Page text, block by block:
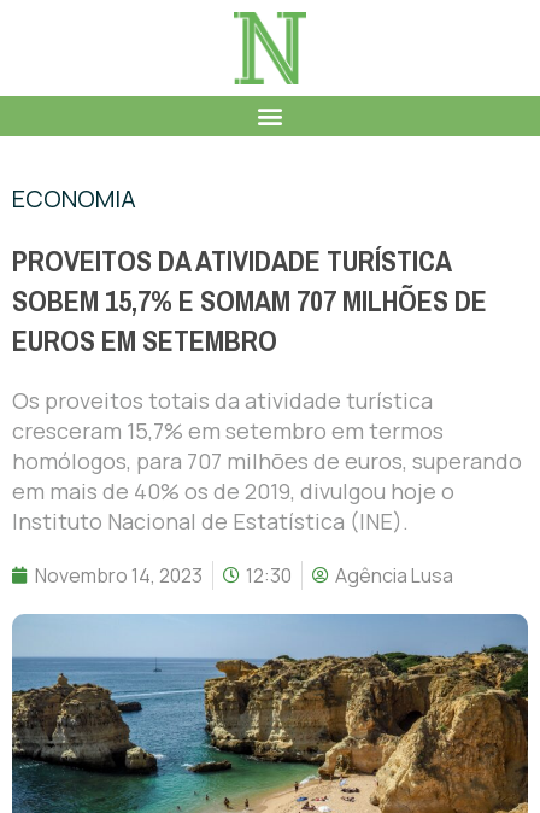
ECONOMIA
PROVEITOS DA ATIVIDADE TURÍSTICA
SOBEM 15,7% E SOMAM 707 MILHÕES DE
EUROS EM SETEMBRO
Os proveitos totais da atividade turística
cresceram 15,7% em setembro em termos
homólogos, para 707 milhões de euros, superando
em mais de 40% os de 2019, divulgou hoje o
Instituto Nacional de Estatística (INE).
Novembro 14, 2023 12:30 Agência Lusa